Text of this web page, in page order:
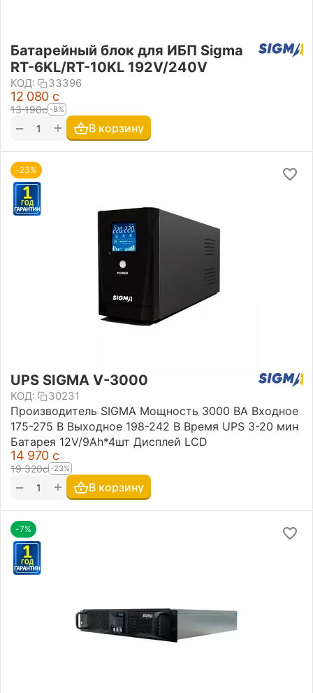
Батарейный блок для ИБП Sigma
RT-6KL/RT-10KL 192V/240V
КОД: 33396
12 080 с
13 190с -8%
+
− В корзину
-23%
UPS SIGMA V-3000
КОД: 30231
Производитель SIGMA Мощность 3000 ВА Входное
175-275 В Выходное 198-242 В Время UPS 3-20 мин
Батарея 12V/9Ah*4шт Дисплей LCD
14 970 с
19 320с -23%
+
− В корзину
-7%